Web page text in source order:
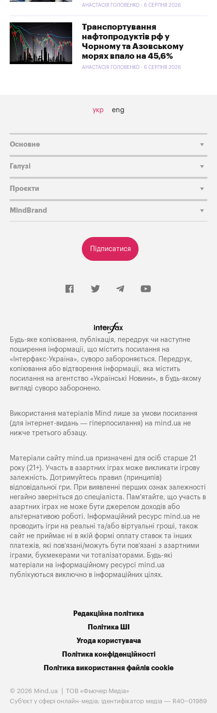
АНАСТАСІЯ ГОЛОВЕНКО - 6 СЕРПНЯ 2026
Транспортування
нафтопродуктів рф у
Чорному та Азовському
морях впало на 45,6%
АНАСТАСІЯ ГОЛОВЕНКО - 6 СЕРПНЯ 2026
укр eng
Підписатися
Основне
Галузі
Проєкти
MindBrand
Будь-яке копiювання, публiкацiя, передрук чи наступне
поширення iнформацiї, що мiстить посилання на
«Iнтерфакс-Україна», суворо забороняється. Передрук,
копіювання або відтворення інформації, яка містить
посилання на агентство «Українські Новини», в будь-якому
вигляді суворо заборонено.
Використання матеріалів Mind лише за умови посилання
(для інтернет-видань — гіперпосилання) на mind.ua не
нижче третього абзацу.
Матеріали сайту mind.ua призначені для осіб старше 21
року (21+). Участь в азартних іграх може викликати ігрову
залежність. Дотримуйтесь правил (принципів)
відповідальної гри. При виявленні перших ознак залежності
негайно зверніться до спеціаліста. Пам'ятайте, що участь в
азартних іграх не може бути джерелом доходів або
альтернативою роботі. Інформаційний ресурс mind.ua не
проводить ігри на реальні та/або віртуальні гроші, також
сайт не приймає ні в якій формі оплату ставок та інших
платежів, які пов’язані/можуть бути пов’язані з азартними
іграми, букмекерами чи тоталізаторами. Будь-які
матеріали на інформаційному ресурсі mind.ua
публікуються виключно в інформаційних цілях.
Редакційна політика
Політика ШІ
Угода користувача
Політика конфіденційності
Політика використання файлів cookie
© 2026 Mind.ua
ТОВ «Фьючер Медiа»
Cуб'єкт у сфері онлайн-медіа; ідентифікатор медіа — R40−01989